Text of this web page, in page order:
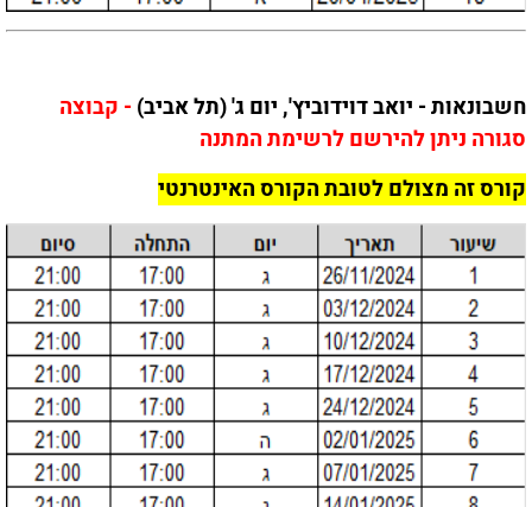
חשבונאות - יואב דוידוביץ', יום ג' (תל אביב)- קבוצה
סגורה ניתן להירשם לרשימת המתנה
קורס זה מצולם לטובת הקורס האינטרנטי